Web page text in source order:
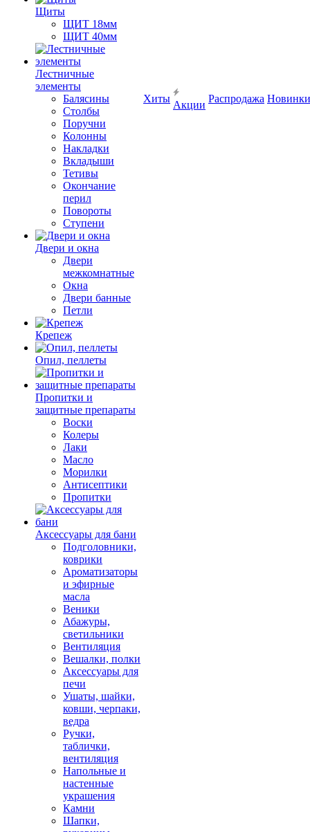
Щиты
ЩИТ 18мм
ЩИТ 40мм
Лестничные
элементы
Балясины
Столбы
Поручни
Колонны
Накладки
Вкладыши
Тетивы
Окончание
перил
Повороты
Ступени
Двери и окна
Двери
межкомнатные
Окна
Двери банные
Петли
Крепеж
Опил, пеллеты
Пропитки и
защитные препараты
Воски
Колеры
Лаки
Масло
Морилки
Антисептики
Пропитки
Аксессуары для бани
Подголовники,
коврики
Ароматизаторы
и эфирные
масла
Веники
Абажуры,
светильники
Вентиляция
Вешалки, полки
Аксессуары для
печи
Ушаты, шайки,
ковши, черпаки,
ведра
Ручки,
таблички,
вентиляция
Напольные и
настенные
украшения
Камни
Шапки,
Хиты
Акции
Распродажа Новинки